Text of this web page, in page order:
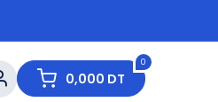
0
0,000 DT